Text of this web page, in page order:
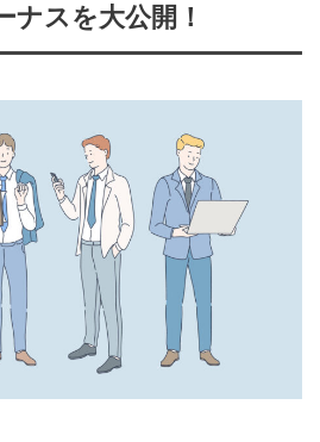
ナスを大公開！